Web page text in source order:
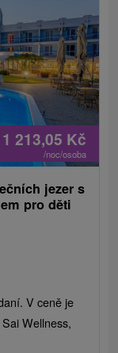
1 213,05 Kč
/noc/osoba
jezer s
pro děti
V ceně je
Wellness,